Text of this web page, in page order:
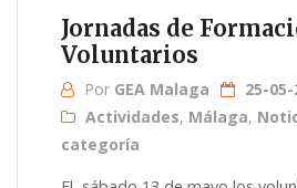
Jornadas de
Voluntarios
Por GEA Malaga
25-05-
Actividades, Málaga,
categoría